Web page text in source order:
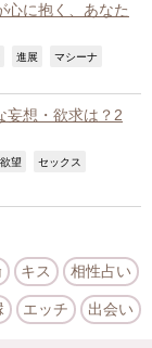
心に抱く、あなた
進展 マシーナ
妄想・欲求は？2
欲望 セックス
キス 相性占い
エッチ 出会い